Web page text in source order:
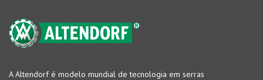
A Altendorf é modelo mundial de tecnologia em serras